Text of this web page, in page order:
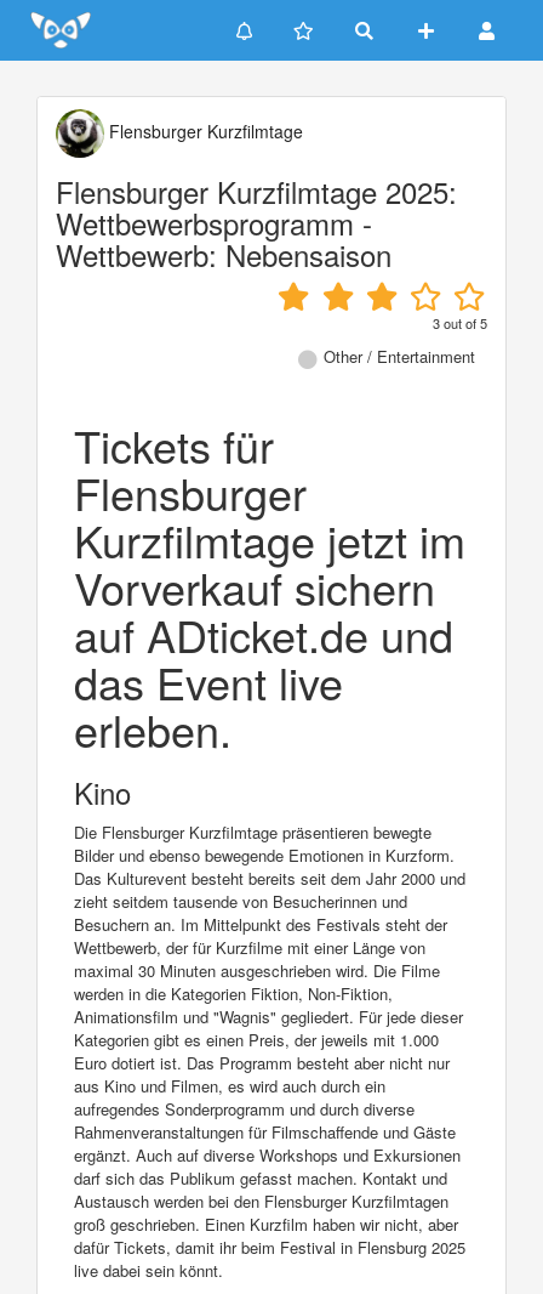
Update cookies preferences
Flensburger Kurzfilmtage
Flensburger Kurzfilmtage 2025:
Wettbewerbsprogramm -
Wettbewerb: Nebensaison
3out of5
Other / Entertainment
Tickets für
Flensburger
Kurzfilmtage jetzt im
Vorverkauf sichern
auf ADticket.de und
das Event live
erleben.
Kino
Die Flensburger Kurzfilmtage präsentieren bewegte
Bilder und ebenso bewegende Emotionen in Kurzform.
Das Kulturevent besteht bereits seit dem Jahr 2000 und
zieht seitdem tausende von Besucherinnen und
Besuchern an. Im Mittelpunkt des Festivals steht der
Wettbewerb, der für Kurzfilme mit einer Länge von
maximal 30 Minuten ausgeschrieben wird. Die Filme
werden in die Kategorien Fiktion, Non-Fiktion,
Animationsfilm und "Wagnis" gegliedert. Für jede dieser
Kategorien gibt es einen Preis, der jeweils mit 1.000
Euro dotiert ist. Das Programm besteht aber nicht nur
aus Kino und Filmen, es wird auch durch ein
aufregendes Sonderprogramm und durch diverse
Rahmenveranstaltungen für Filmschaffende und Gäste
ergänzt. Auch auf diverse Workshops und Exkursionen
darf sich das Publikum gefasst machen. Kontakt und
Austausch werden bei den Flensburger Kurzfilmtagen
groß geschrieben. Einen Kurzfilm haben wir nicht, aber
dafür Tickets, damit ihr beim Festival in Flensburg 2025
live dabei sein könnt.